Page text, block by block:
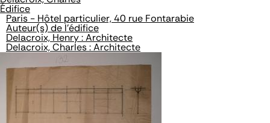
Édifice
Paris - Hôtel particulier, 40 rue Fontarabie
Auteur(s) de l'édifice
Delacroix, Henry : Architecte
Delacroix, Charles : Architecte